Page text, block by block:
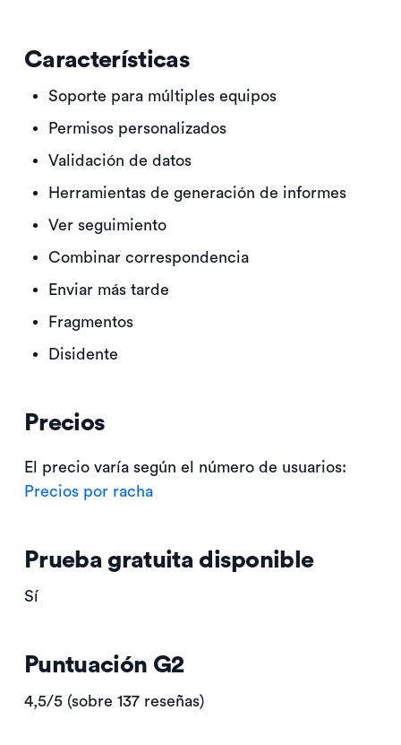
Características
Soporte para múltiples equipos
Permisos personalizados
Validación de datos
Herramientas de generación de informes
Ver seguimiento
Combinar correspondencia
Enviar más tarde
Fragmentos
Disidente
Precios
El precio varía según el número de usuarios:
Precios por racha
Prueba gratuita disponible
Sí
Puntuación G2
4,5/5 (sobre 137 reseñas)